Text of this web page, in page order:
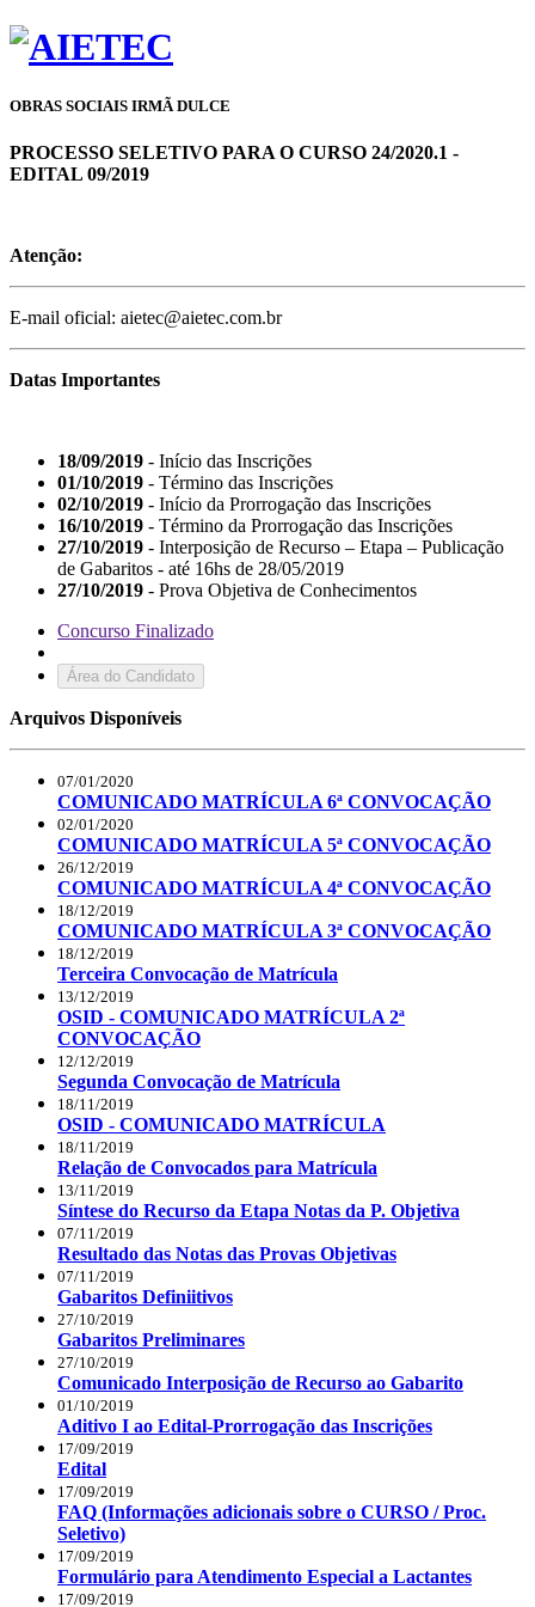
OBRAS SOCIAIS IRMÃ DULCE
PROCESSO SELETIVO PARA O CURSO 24/2020.1 -
EDITAL 09/2019
Atenção:
E-mail oficial: aietec@aietec.com.br
Datas Importantes
18/09/2019 - Início das Inscrições
01/10/2019 - Término das Inscrições
02/10/2019 - Início da Prorrogação das Inscrições
16/10/2019 - Término da Prorrogação das Inscrições
27/10/2019 - Interposição de Recurso – Etapa – Publicação
de Gabaritos - até 16hs de 28/05/2019
27/10/2019 - Prova Objetiva de Conhecimentos
Concurso Finalizado
Área do Candidato
Arquivos Disponíveis
07/01/2020
COMUNICADO MATRÍCULA 6ª CONVOCAÇÃO
02/01/2020
COMUNICADO MATRÍCULA 5ª CONVOCAÇÃO
26/12/2019
COMUNICADO MATRÍCULA 4ª CONVOCAÇÃO
18/12/2019
COMUNICADO MATRÍCULA 3ª CONVOCAÇÃO
18/12/2019
Terceira Convocação de Matrícula
13/12/2019
OSID - COMUNICADO MATRÍCULA 2ª
CONVOCAÇÃO
12/12/2019
Segunda Convocação de Matrícula
18/11/2019
OSID - COMUNICADO MATRÍCULA
18/11/2019
Relação de Convocados para Matrícula
13/11/2019
Síntese do Recurso da Etapa Notas da P. Objetiva
07/11/2019
Resultado das Notas das Provas Objetivas
07/11/2019
Gabaritos Definiitivos
27/10/2019
Gabaritos Preliminares
27/10/2019
Comunicado Interposição de Recurso ao Gabarito
01/10/2019
Aditivo I ao Edital-Prorrogação das Inscrições
17/09/2019
Edital
17/09/2019
FAQ (Informações adicionais sobre o CURSO / Proc.
Seletivo)
17/09/2019
Formulário para Atendimento Especial a Lactantes
17/09/2019